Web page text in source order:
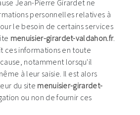
Jean-Pierre Girardet ne
personnelles relatives à
le besoin de certains services
menuisier-girardet-valdahon.fr.
ces informations en toute
notamment lorsqu'il
à leur saisie. Il est alors
du site menuisier-girardet-
ou non de fournir ces